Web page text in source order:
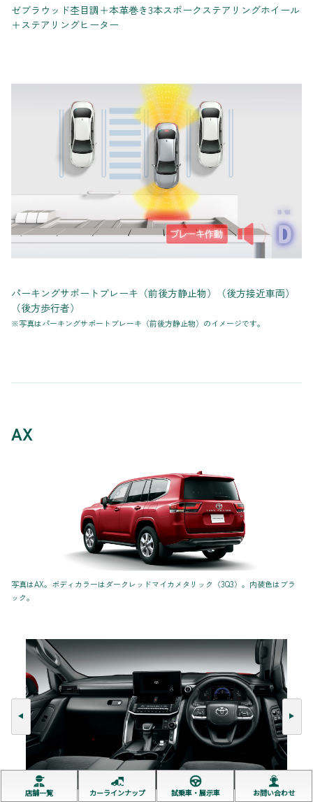
ゼブラウッド杢目調＋本革巻き3本スポークステアリングホイール
＋ステアリングヒーター
パーキングサポートブレーキ（前後方静止物）（後方接近車両）
（後方歩行者）
※写真はパーキングサポートブレーキ（前後方静止物）のイメージです。
AX
写真はAX。ボディカラーはダークレッドマイカメタリック〈3Q3〉。内装色はブラ
ック。
店舗一覧 カーラインナップ 試乗車・展示車 お問い合わせ